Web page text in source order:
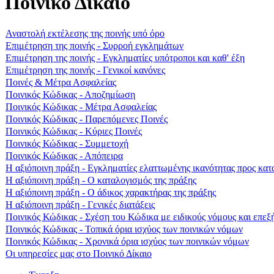
Αναστολή εκτέλεσης της ποινής υπό όρο
Επιμέτρηση της ποινής - Συρροή εγκλημάτων
Επιμέτρηση της ποινής - Εγκληματίες υπότροποι και καθ' έξη
Επιμέτρηση της ποινής - Γενικοί κανόνες
Ποινές & Μέτρα Ασφαλείας
Ποινικός Κώδικας - Αποζημίωση
Ποινικός Κώδικας - Μέτρα Ασφαλείας
Ποινικός Κώδικας - Παρεπόμενες Ποινές
Ποινικός Κώδικας - Κύριες Ποινές
Ποινικός Κώδικας - Συμμετοχή
Ποινικός Κώδικας - Απόπειρα
Η αξιόποινη πράξη - Εγκληματίες ελαττωμένης ικανότητας προς
Η αξιόποινη πράξη - Ο καταλογισμός της πράξης
Η αξιόποινη πράξη - Ο άδικος χαρακτήρας της πράξης
Η αξιόποινη πράξη - Γενικές διατάξεις
Ποινικός Κώδικας - Σχέση του Κώδικα με ειδικούς νόμους και
Ποινικός Κώδικας - Τοπικά όρια ισχύος των ποινικών νόμων
Ποινικός Κώδικας - Χρονικά όρια ισχύος των ποινικών νόμων
Οι υπηρεσίες μας στο Ποινικό Δίκαιο